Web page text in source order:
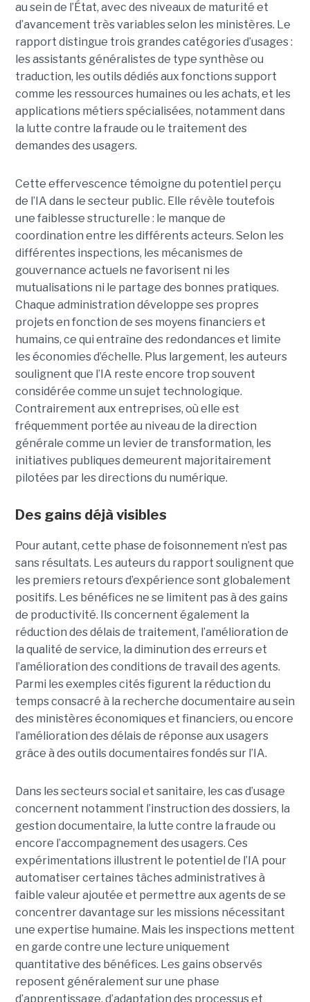
au sein de l’État, avec des niveaux de maturité et
d’avancement très variables selon les ministères. Le
rapport distingue trois grandes catégories d’usages :
les assistants généralistes de type synthèse ou
traduction, les outils dédiés aux fonctions support
comme les ressources humaines ou les achats, et les
applications métiers spécialisées, notamment dans
la lutte contre la fraude ou le traitement des
demandes des usagers.
Cette effervescence témoigne du potentiel perçu
de l’IA dans le secteur public. Elle révèle toutefois
une faiblesse structurelle : le manque de
coordination entre les différents acteurs. Selon les
différentes inspections, les mécanismes de
gouvernance actuels ne favorisent ni les
mutualisations ni le partage des bonnes pratiques.
Chaque administration développe ses propres
projets en fonction de ses moyens financiers et
humains, ce qui entraîne des redondances et limite
les économies d’échelle. Plus largement, les auteurs
soulignent que l’IA reste encore trop souvent
considérée comme un sujet technologique.
Contrairement aux entreprises, où elle est
fréquemment portée au niveau de la direction
générale comme un levier de transformation, les
initiatives publiques demeurent majoritairement
pilotées par les directions du numérique.
Des gains déjà visibles
Pour autant, cette phase de foisonnement n’est pas
sans résultats. Les auteurs du rapport soulignent que
les premiers retours d’expérience sont globalement
positifs. Les bénéfices ne se limitent pas à des gains
de productivité. Ils concernent également la
réduction des délais de traitement, l’amélioration de
la qualité de service, la diminution des erreurs et
l’amélioration des conditions de travail des agents.
Parmi les exemples cités figurent la réduction du
temps consacré à la recherche documentaire au sein
des ministères économiques et financiers, ou encore
l’amélioration des délais de réponse aux usagers
grâce à des outils documentaires fondés sur l’IA.
Dans les secteurs social et sanitaire, les cas d’usage
concernent notamment l’instruction des dossiers, la
gestion documentaire, la lutte contre la fraude ou
encore l’accompagnement des usagers. Ces
expérimentations illustrent le potentiel de l’IA pour
automatiser certaines tâches administratives à
faible valeur ajoutée et permettre aux agents de se
concentrer davantage sur les missions nécessitant
une expertise humaine. Mais les inspections mettent
en garde contre une lecture uniquement
quantitative des bénéfices. Les gains observés
reposent généralement sur une phase
d’apprentissage, d’adaptation des processus et